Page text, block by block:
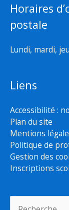
Horaires
postale
Lundi, mardi,
Liens
Accessibilité :
Plan du site
Mentions
Politique de
Gestion des
Inscriptions